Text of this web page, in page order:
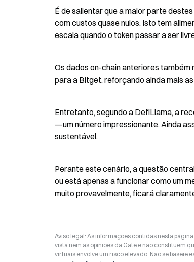
É de salientar que a maior parte
com custos quase nulos. Isto tem
escala quando o token passar a ser
Os dados on-chain anteriores também
para a Bitget, reforçando ainda mais
Entretanto, segundo a DefiLlama, a
—um número impressionante. Ainda
sustentável.
Perante este cenário, a questão
ou está apenas a funcionar como um
muito provavelmente, ficará
Aviso legal: As informações contidas nesta
vista nem as opiniões da Gate e não constituem
virtuais envolve um risco elevado. Não se baseie